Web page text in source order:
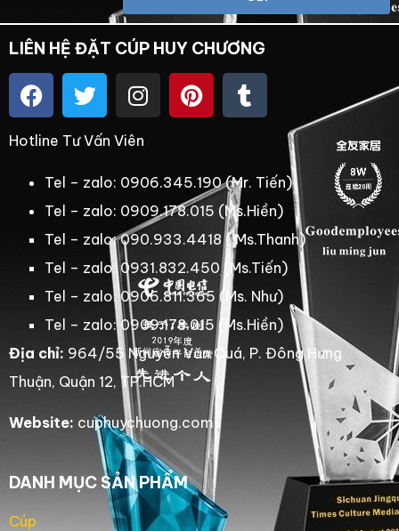
LIÊN HỆ ĐẶT CÚP HUY CHƯƠNG
Hotline Tư Vấn Viên
Tel – zalo: 0906.345.190 (Mr. Tiến)
Tel – zalo: 0909.178.015 (Ms.Hiền)
Tel – zalo: 090.933.4418 ( Ms.Thanh)
Tel – zalo: 0931.832.450 (Ms.Tiến)
Tel – zalo: 0906.811.365 (Ms. Như)
Tel – zalo: 0909.178.015 (Ms.Hiền)
Địa chỉ: 964/55 Nguyễn Văn Quá, P. Đông Hưng
Thuận, Quận 12, TP.HCM
Website: cuphuychuong.com
DANH MỤC SẢN PHẨM
Cúp